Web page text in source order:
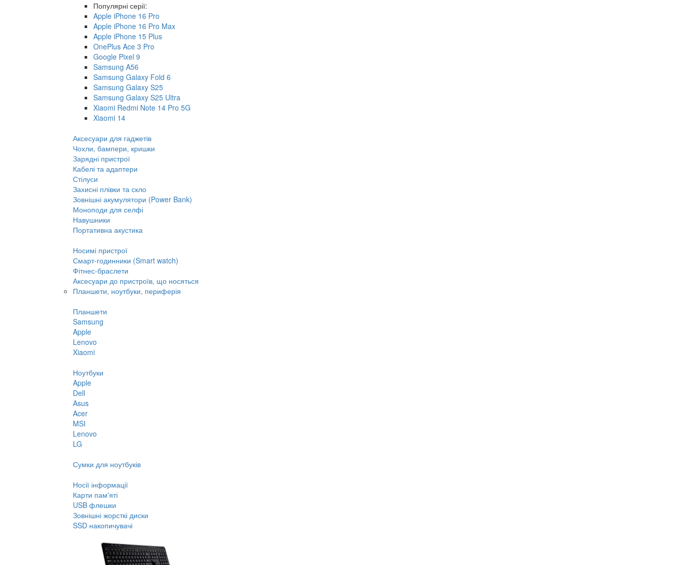
Популярні серії:
Apple iPhone 16 Pro
Apple iPhone 16 Pro Max
Apple iPhone 15 Plus
OnePlus Ace 3 Pro
Google Pixel 9
Samsung A56
Samsung Galaxy Fold 6
Samsung Galaxy S25
Samsung Galaxy S25 Ultra
Xiaomi Redmi Note 14 Pro 5G
Xiaomi 14
Аксесуари для гаджетів
Чохли, бампери, кришки
Зарядні пристрої
Кабелі та адаптери
Стілуси
Захисні плівки та скло
Зовнішні акумулятори (Power Bank)
Моноподи для селфі
Навушники
Портативна акустика
Носимі пристрої
Смарт-годинники (Smart watch)
Фітнес-браслети
Аксесуари до пристроїв, що носяться
Планшети, ноутбуки, периферія
Планшети
Samsung
Apple
Lenovo
Xiaomi
Ноутбуки
Apple
Dell
Asus
Acer
MSI
Lenovo
LG
Сумки для ноутбуків
Носії інформації
Карти пам'яті
USB флешки
Зовнішні жорсткі диски
SSD накопичувачі